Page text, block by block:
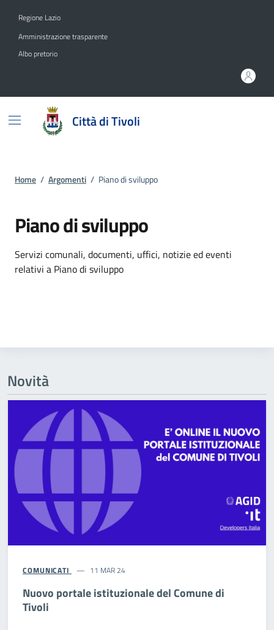
Regione Lazio
Amministrazione trasparente
Albo pretorio
Città di Tivoli
Home / Argomenti / Piano di sviluppo
Piano di sviluppo
Dettagli dell'argomento
Servizi comunali, documenti, uffici, notizie ed eventi
relativi a Piano di sviluppo
Novità
COMUNICATI 11 MAR 24
Nuovo portale istituzionale del Comune di
Tivoli